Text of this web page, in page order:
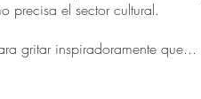
precisa el sector cultural.
gritar inspiradoramente que...